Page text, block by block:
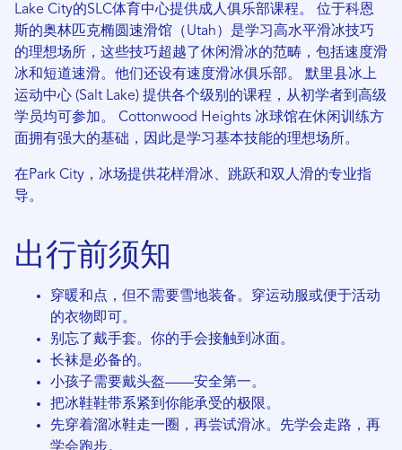
Lake City的SLC体育中心提供成人俱乐部课程。 位于科恩
斯的奥林匹克椭圆速滑馆（Utah）是学习高水平滑冰技巧
的理想场所，这些技巧超越了休闲滑冰的范畴，包括速度滑
冰和短道速滑。他们还设有速度滑冰俱乐部。 默里县冰上
运动中心 (Salt Lake) 提供各个级别的课程，从初学者到高级
学员均可参加。 Cottonwood Heights 冰球馆在休闲训练方
面拥有强大的基础，因此是学习基本技能的理想场所。
在Park City，冰场提供花样滑冰、跳跃和双人滑的专业指
导。
出行前须知
穿暖和点，但不需要雪地装备。穿运动服或便于活动
的衣物即可。
别忘了戴手套。你的手会接触到冰面。
长袜是必备的。
小孩子需要戴头盔——安全第一。
把冰鞋鞋带系紧到你能承受的极限。
先穿着溜冰鞋走一圈，再尝试滑冰。先学会走路，再